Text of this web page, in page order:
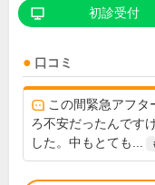
初診受付
口コミ
この間緊急アフ
ろ不安だったんです
した。中もとても...